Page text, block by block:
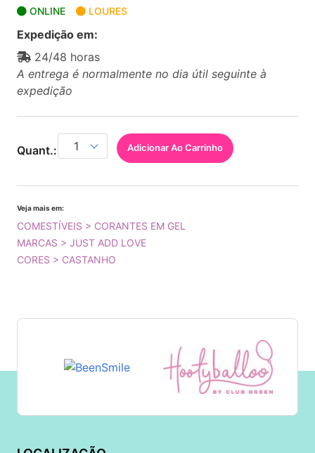
ONLINE LOURES
Expedição em:
24/48 horas
A entrega é normalmente no dia útil seguinte à
expedição
Quant.: Adicionar Ao Carrinho
Veja mais em:
COMESTÍVEIS > CORANTES EM GEL
MARCAS > JUST ADD LOVE
CORES > CASTANHO